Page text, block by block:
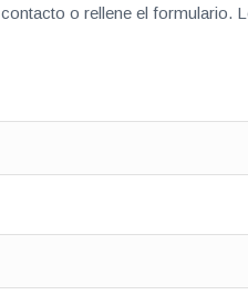
o rellene el formulario.